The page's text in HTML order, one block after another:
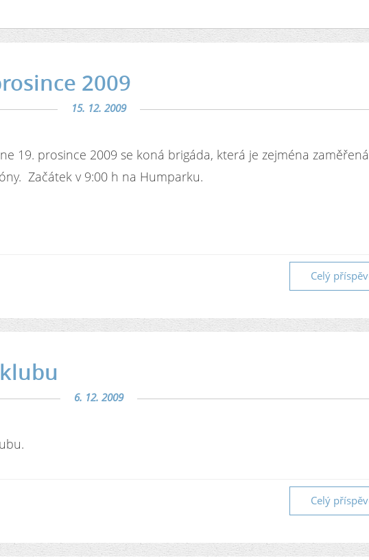
2009
15. 12. 2009
19. prosince 2009 se koná brigáda, která je zejména
Začátek v 9:00 h na Humparku.
Celý
6. 12. 2009
Celý